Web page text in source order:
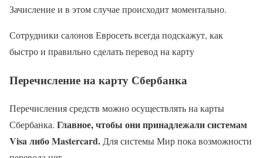
Зачисление и в этом случае происходит моментально.
Сотрудники салонов Евросеть всегда подскажут, как
быстро и правильно сделать перевод на карту
Перечисление на карту Сбербанка
Перечисления средств можно осуществлять на карты
Сбербанка. Главное, чтобы они принадлежали системам
Visa либо Mastercard.Для системы Мир пока возможности